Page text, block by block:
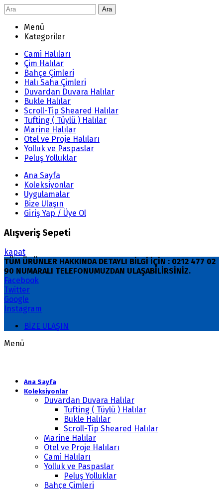
Ara
Menü
Kategoriler
Cami Halıları
Çim Halılar
Bahçe Çimleri
Halı Saha Çimleri
Duvardan Duvara Halılar
Bukle Halılar
Scroll-Tip Sheared Halılar
Tufting ( Tüylü ) Halılar
Marine Halılar
Otel ve Proje Halıları
Yolluk ve Paspaslar
Peluş Yolluklar
Ana Sayfa
Koleksiyonlar
Uygulamalar
Bize Ulaşın
Giriş Yap / Üye Ol
Alışveriş Sepeti
kapat
TÜM ÜRÜNLER HAKKINDA DETAYLI BİLGİ İÇİN : 0212 477 02
90 NUMARALI TELEFONUMUZDAN ULAŞABİLİRSİNİZ.
Facebook
Twitter
Google
Instagram
BİZE ULAŞIN
Menü
Ana Sayfa
Koleksiyonlar
Duvardan Duvara Halılar
Tufting ( Tüylü ) Halılar
Bukle Halılar
Scroll-Tip Sheared Halılar
Marine Halılar
Otel ve Proje Halıları
Cami Halıları
Yolluk ve Paspaslar
Peluş Yolluklar
Bahçe Çimleri